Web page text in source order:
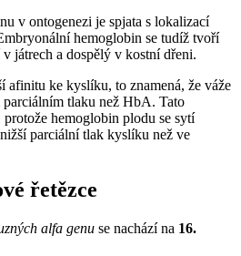
v ontogenezi je spjata s lokalizací
hemoglobin se tudíž tvoří
játrech a dospělý v kostní dřeni.
afinitu ke kyslíku, to znamená, že váže
tlaku než HbA. Tato
hemoglobin plodu se sytí
parciální tlak kyslíku než ve
řetězce
alfa genu se nachází na 16.